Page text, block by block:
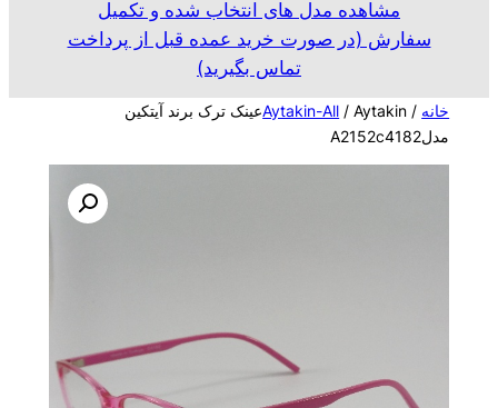
مشاهده مدل های انتخاب شده و تکمیل
سفارش (در صورت خرید عمده قبل از پرداخت
تماس بگیرید)
خانه /
Aytakin-All/ Aytakinعینک ترک برند آیتکین
مدلA2152c4182